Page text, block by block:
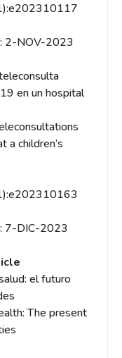
2-NOV-2023
en un hospital
a children’s
7-DIC-2023
el futuro
The present